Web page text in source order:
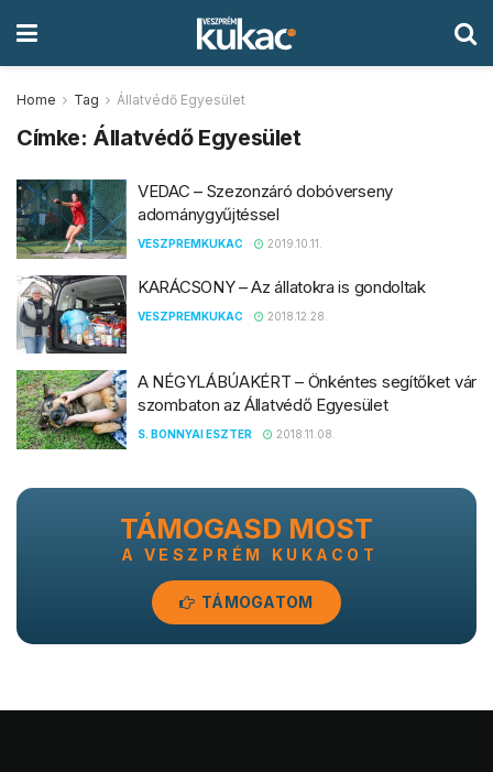
Home Tag Állatvédő Egyesület
Címke: Állatvédő Egyesület
VEDAC – Szezonzáró dobóverseny
adománygyűjtéssel
VESZPREMKUKAC 2019.10.11.
KARÁCSONY – Az állatokra is gondoltak
VESZPREMKUKAC 2018.12.28.
A NÉGYLÁBÚAKÉRT – Önkéntes segítőket vár
szombaton az Állatvédő Egyesület
S. BONNYAI ESZTER 2018.11.08.
TÁMOGASD MOST
A VESZPRÉM KUKACOT
TÁMOGATOM